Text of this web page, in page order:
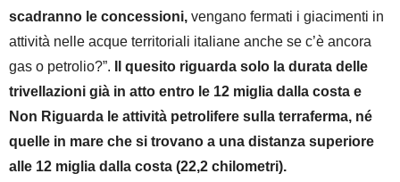
scadranno le concessioni, vengano fermati i giacimenti in
attività nelle acque territoriali italiane anche se c’è ancora
gas o petrolio?”.
Il quesito riguarda solo la durata delle
trivellazioni già in atto entro le 12 miglia dalla costa e
Non Riguarda le attività petrolifere sulla terraferma, né
quelle in mare che si trovano a una distanza superiore
alle 12 miglia dalla costa (22,2 chilometri).